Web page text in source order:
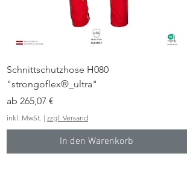
Schnittschutzhose H080
"strongoflex®_ultra"
ab 265,07 €
Sale-Preis
inkl. MwSt. | zzgl. Versand
In den Warenkorb